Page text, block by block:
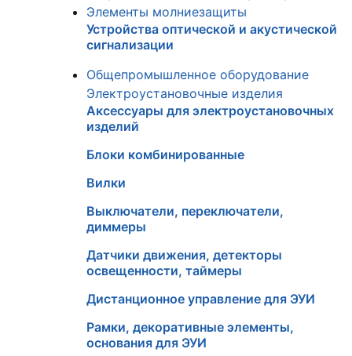
Элементы молниезащиты
Устройства оптической и акустической
сигнализации
Общепромышленное оборудование
Электроустановочные изделия
Аксессуары для электроустановочных
изделий
Блоки комбинированные
Вилки
Выключатели, переключатели,
диммеры
Датчики движения, детекторы
освещенности, таймеры
Дистанционное управление для ЭУИ
Рамки, декоративные элементы,
основания для ЭУИ